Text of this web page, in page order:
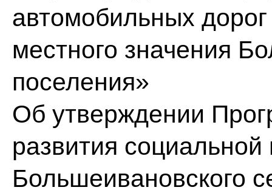
автомобильных
местного значения
поселения»
Об утверждении
развития
Большеивановского